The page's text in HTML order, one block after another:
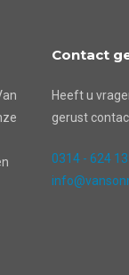
Contact
Heeft u
gerust
0314 - 624